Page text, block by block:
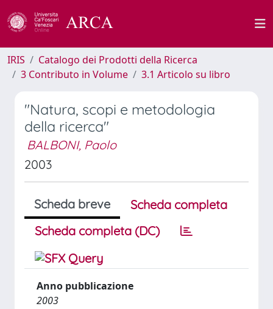
IRIS
Catalogo dei Prodotti della Ricerca
3 Contributo in Volume
3.1 Articolo su libro
"Natura, scopi e metodologia
della ricerca"
BALBONI, Paolo
2003
Scheda breve
Scheda completa
Scheda completa (DC)
Anno pubblicazione
2003